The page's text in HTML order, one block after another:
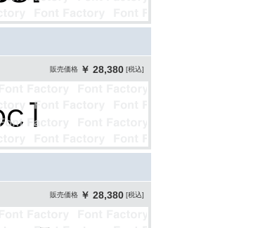
販売価格 ￥ 28,380 [税込]
販売価格 ￥ 28,380 [税込]